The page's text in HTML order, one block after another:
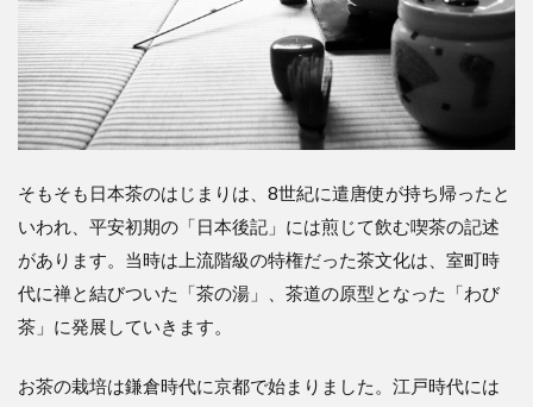
そもそも日本茶のはじまりは、8世紀に遣唐使が持ち帰ったと
いわれ、平安初期の「日本後記」には煎じて飲む喫茶の記述
があります。当時は上流階級の特権だった茶文化は、室町時
代に禅と結びついた「茶の湯」、茶道の原型となった「わび
茶」に発展していきます。
お茶の栽培は鎌倉時代に京都で始まりました。江戸時代には